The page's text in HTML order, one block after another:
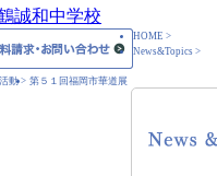
HOME >
News&Topics >
動> 第５１回福岡市華道展